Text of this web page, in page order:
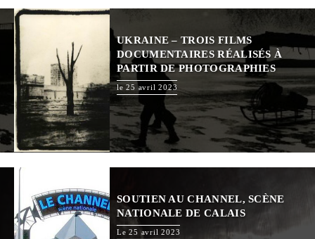
UKRAINE – TROIS FILMS
DOCUMENTAIRES RÉALISÉS À
PARTIR DE PHOTOGRAPHIES
le 25 avril 2023
SOUTIEN AU CHANNEL, SCÈNE
NATIONALE DE CALAIS
Le 25 avril 2023